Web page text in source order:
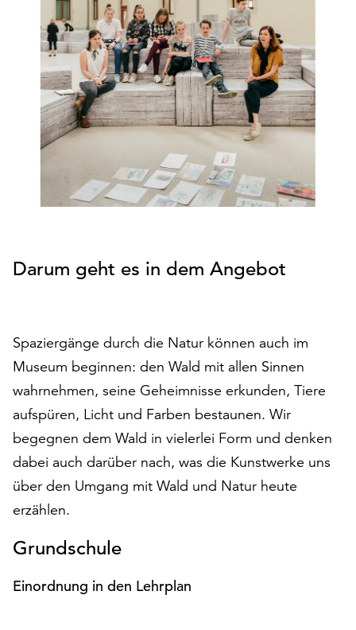
Betrieb
Seite
notwendig
(funktionale
Cookies),
Statistikzwecken
Klicken
Sie
auf
„Alle
akzeptieren“,
um
alle
Cookies
zu
akzeptieren.
Sie
können
Ihr
jederzeit
Darum geht es in dem Angebot
Spaziergänge durch die Natur können auch im
Museum beginnen: den Wald mit allen Sinnen
wahrnehmen, seine Geheimnisse erkunden, Tiere
aufspüren, Licht und Farben bestaunen. Wir
begegnen dem Wald in vielerlei Form und denken
dabei auch darüber nach, was die Kunstwerke uns
über den Umgang mit Wald und Natur heute
erzählen.
Grundschule
Einordnung in den Lehrplan